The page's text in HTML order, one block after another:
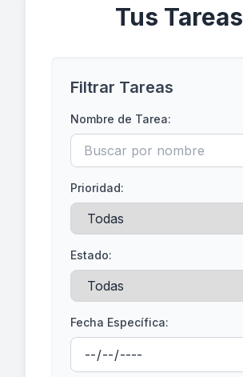
Tus Tareas
Filtrar Tareas
Nombre de Tarea:
Prioridad:
Estado:
Fecha Específica: